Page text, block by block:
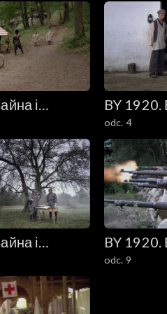
і
Wojna i
BY 1920.
каханне
miłość)
odc. 4
і
Wojna i
BY 1920.
каханне
odc. 9